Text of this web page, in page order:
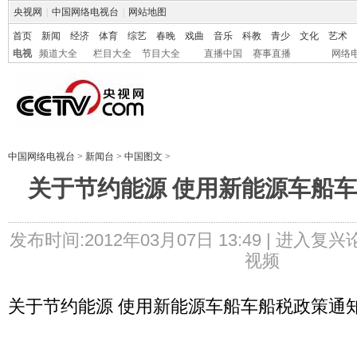
央视网 中国网络电视台 网站地图
首页 新闻 经济 体育 综艺 春晚 戏曲 音乐 科教 青少 文化
艺术
电视
频道大全 栏目大全 节目大全 直播中国 赛事直播 网络
中国网络电视台 > 新闻台 > 中国图文 >
关于节约能源 使用新能源车船
发布时间:2012年03月07日 13:49 | 进入复兴
视频
关于节约能源 使用新能源车船车船税政策通